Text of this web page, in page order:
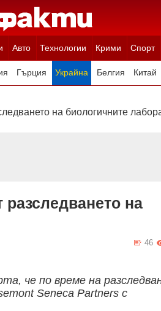
Авто Технологии Крими Спорт
Гърция Украйна Белгия Китай
на биологичните
на
46
че по време на
Seneca Partners с